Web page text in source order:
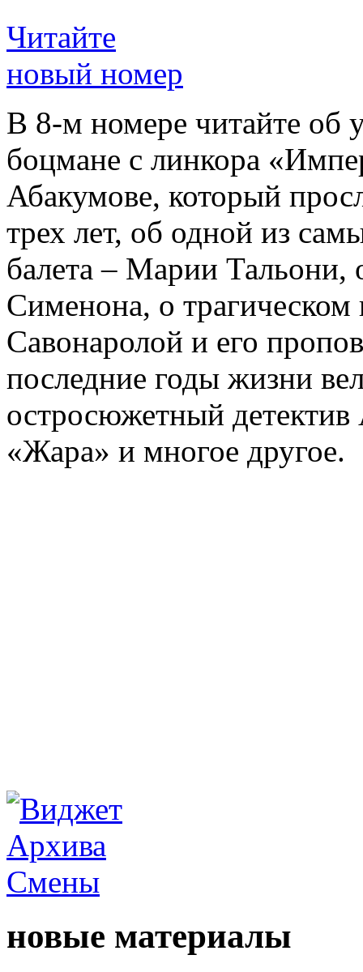
Читайте
новый номер
В 8-м номере читайте об
боцмане с линкора
Абакумове, который
трех лет, об одной из
балета – Марии
Сименона, о трагическом
Савонаролой и его
последние годы жизни
остросюжетный детектив
«Жара» и многое другое.
новые материалы